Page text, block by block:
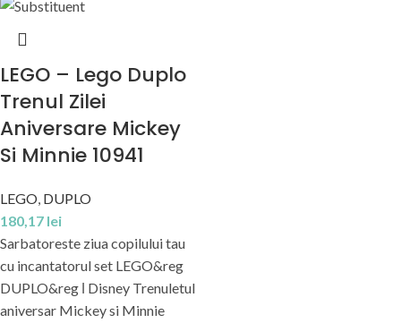
LEGO – Lego Duplo
Trenul Zilei
Aniversare Mickey
Si Minnie 10941
LEGO, DUPLO
180,17 lei
Sarbatoreste ziua copilului tau
cu incantatorul set LEGO&reg
DUPLO&reg ǀ Disney Trenuletul
aniversar Mickey si Minnie